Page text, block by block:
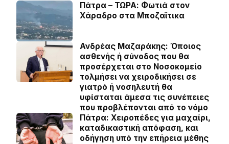
Πάτρα – ΤΩΡΑ: Φωτιά στον
Χάραδρο στα Μποζαϊτικα
Ανδρέας Μαζαράκης: Όποιος
ασθενής ή σύνοδος που θα
προσέρχεται στο Νοσοκομείο
τολμήσει να χειροδικήσει σε
γιατρό ή νοσηλευτή θα
υφίσταται άμεσα τις συνέπειες
που προβλέπονται από το νόμο
Πάτρα: Χειροπέδες για μαχαίρι,
καταδικαστική απόφαση, και
οδήγηση υπό την επήρεια μέθης